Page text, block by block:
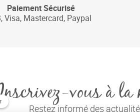
Paiement Sécurisé
Visa, Mastercard, Paypal
vous à la
Restez informé des